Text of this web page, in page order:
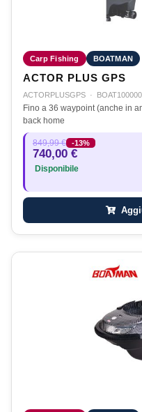
Carp Fishing BOATMAN
ACTOR PLUS GPS
ACTORPLUSGPS ·
Fino a 36 waypoint (anche in
back home
849,99 € -13%
740,00 €
Disponibile